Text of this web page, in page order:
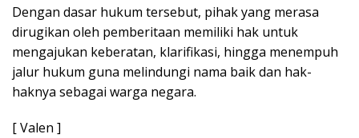
Dengan dasar hukum tersebut, pihak yang merasa
dirugikan oleh pemberitaan memiliki hak untuk
mengajukan keberatan, klarifikasi, hingga menempuh
jalur hukum guna melindungi nama baik dan hak-
haknya sebagai warga negara.
[ Valen ]